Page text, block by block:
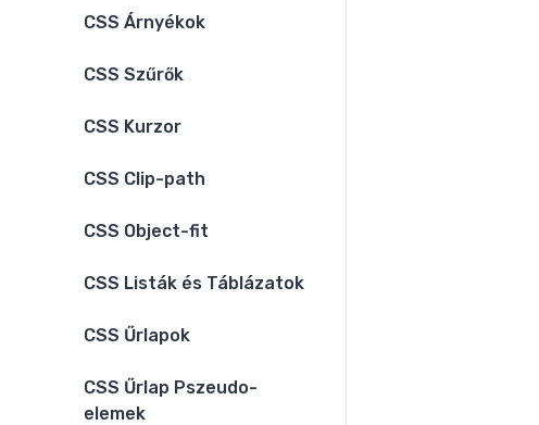
CSS Árnyékok
CSS Szűrők
CSS Kurzor
CSS Clip-path
CSS Object-fit
CSS Listák és Táblázatok
CSS Űrlapok
CSS Űrlap Pszeudo-
elemek